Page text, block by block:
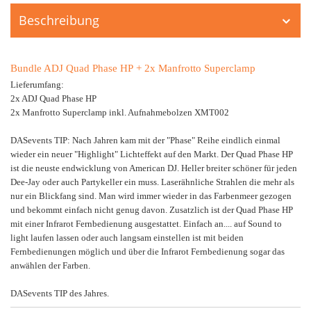
Beschreibung
Bundle ADJ Quad Phase HP + 2x Manfrotto Superclamp
Lieferumfang:
2x ADJ Quad Phase HP
2x Manfrotto Superclamp inkl. Aufnahmebolzen XMT002
DASevents TIP: Nach Jahren kam mit der "Phase" Reihe eindlich einmal
wieder ein neuer "Highlight" Lichteffekt auf den Markt. Der Quad Phase HP
ist die neuste endwicklung von American DJ. Heller breiter schöner für jeden
Dee-Jay oder auch Partykeller ein muss. Laserähnliche Strahlen die mehr als
nur ein Blickfang sind. Man wird immer wieder in das Farbenmeer gezogen
und bekommt einfach nicht genug davon. Zusatzlich ist der Quad Phase HP
mit einer Infrarot Fernbedienung ausgestattet. Einfach an.... auf Sound to
light laufen lassen oder auch langsam einstellen ist mit beiden
Fernbedienungen möglich und über die Infrarot Fernbedienung sogar das
anwählen der Farben.
DASevents TIP des Jahres.